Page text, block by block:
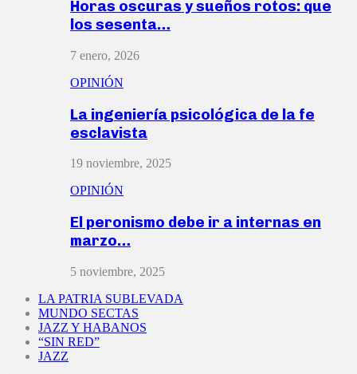
Horas oscuras y sueños rotos: que
los sesenta…
7 enero, 2026
OPINIÓN
La ingeniería psicológica de la fe
esclavista
19 noviembre, 2025
OPINIÓN
El peronismo debe ir a internas en
marzo…
5 noviembre, 2025
LA PATRIA SUBLEVADA
MUNDO SECTAS
JAZZ Y HABANOS
“SIN RED”
JAZZ